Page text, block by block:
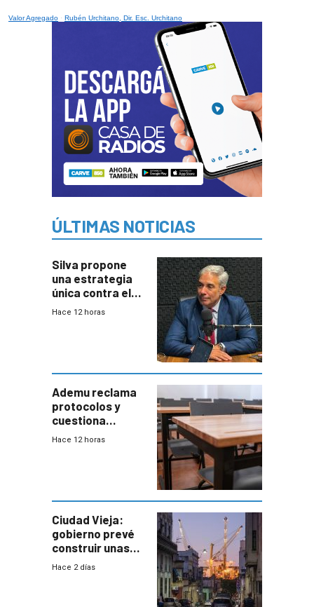
Valor Agregado · Rubén Urchitano, Dir. Esc. Urchitano
ÚLTIMAS NOTICIAS
Silva propone
una estrategia
única contra el
narcotráfico y
Hace 12 horas
Ademu reclama
protocolos y
cuestiona
demora de
Hace 12 horas
Ciudad Vieja:
gobierno prevé
construir unas
mil viviendas en
Hace 2 días